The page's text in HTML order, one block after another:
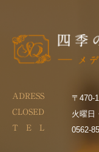
ADRESS 〒470-
CLOSED 火曜日
T E L 0562-